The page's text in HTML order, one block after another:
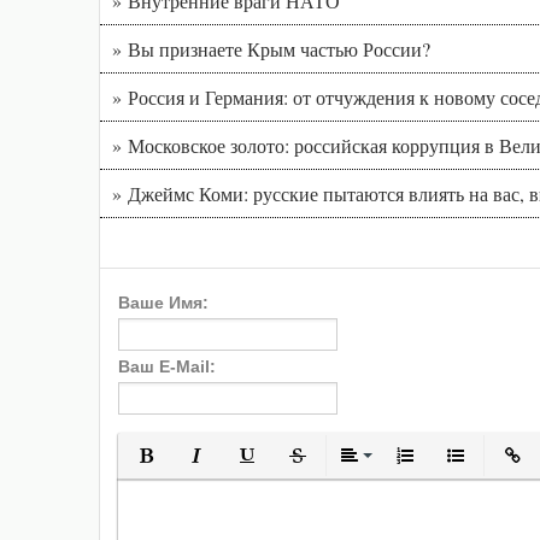
» Вы признаете Крым частью России?
» Россия и Германия: от отчуждения к новому
» Московское золото: российская коррупция в
» Джеймс Коми: русские пытаются влиять на вас,
Ваше Имя:
Ваш E-Mail:
Полужирный
КурсивПодчеркнутый
Зачеркнутый